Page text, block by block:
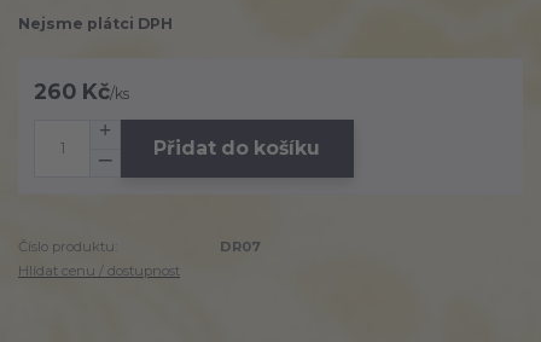
Nejsme plátci DPH
260 Kč/ks
Přidat do košíku
Číslo produktu:
DR07
Hlídat cenu / dostupnost